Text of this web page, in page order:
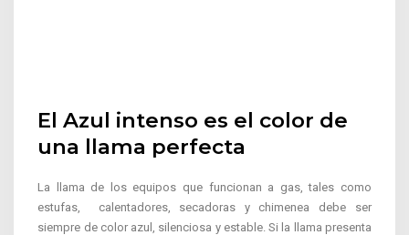
El Azul intenso es el color de
una llama perfecta
La llama de los equipos que funcionan a gas, tales como
estufas, calentadores, secadoras y chimenea debe ser
siempre de color azul, silenciosa y estable. Si la llama presenta